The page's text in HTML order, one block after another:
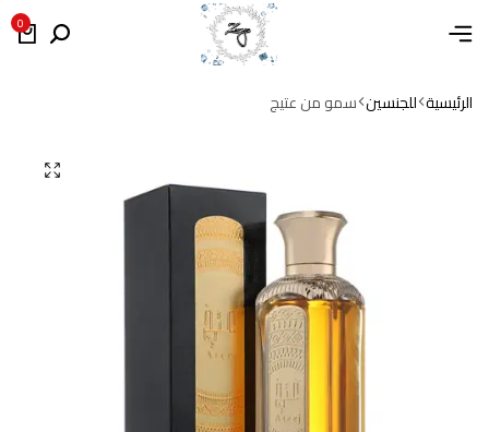
0
الرئيسية للجنسين سمو من عتيج